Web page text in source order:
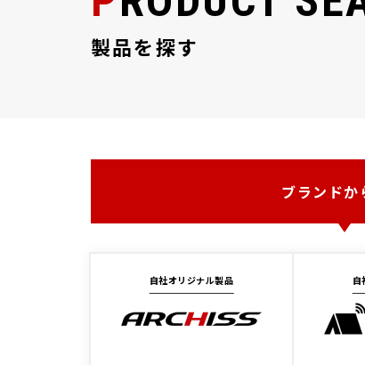
製品を探す
ブランドか
自社オリジナル製品 自